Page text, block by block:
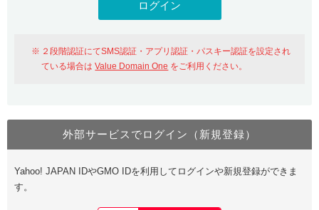
おすすめ One レンタルサーバーを含む最新の機能を使う方
Value Domain Oneにログイン
Value Domain Oneアカウント作成
２段階認証にてSMS認証・アプリ認証・パスキー認証を設定され
ている場合はValue Domain One をご利用ください。
外部サービスでログイン（新規登録）
Yahoo! JAPAN IDやGMO IDを利用してログインや新規登録ができま
す。